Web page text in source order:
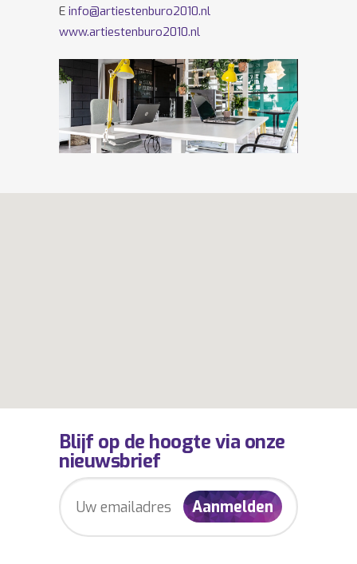
E info@artiestenburo2010.nl
www.artiestenburo2010.nl
Volg ons ook opFacebookenTwitter
Blijf op de hoogte via onze
nieuwsbrief